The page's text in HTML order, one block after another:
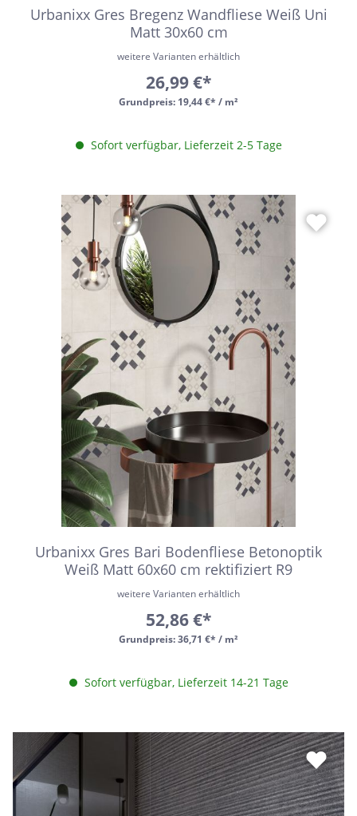
Urbanixx Gres Bregenz Wandfliese Weiß Uni
Matt 30x60 cm
Grundpreis: 19,44 €* / m²
weitere Varianten erhältlich
26,99 €*
Sofort verfügbar, Lieferzeit 2-5 Tage
Urbanixx Gres Bari Bodenfliese Betonoptik
Weiß Matt 60x60 cm rektifiziert R9
Grundpreis:36,71 €* / m²
weitere Varianten erhältlich
52,86 €*
Sofort verfügbar, Lieferzeit 14-21 Tage